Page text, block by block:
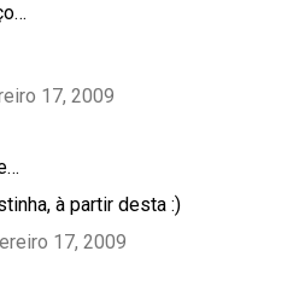
17, 2009
à partir desta :)
17, 2009